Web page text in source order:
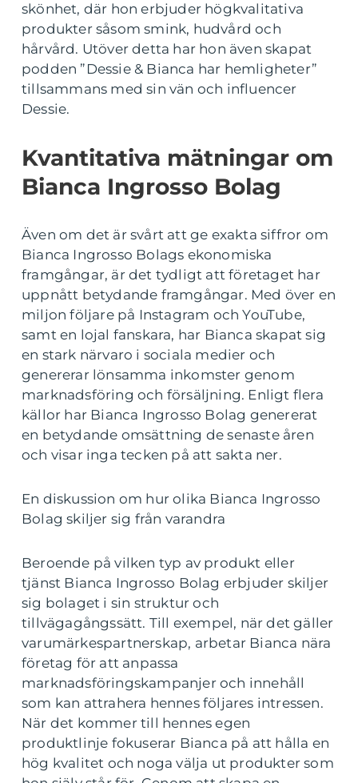
skönhet, där hon erbjuder högkvalitativa
produkter såsom smink, hudvård och
hårvård. Utöver detta har hon även skapat
podden ”Dessie & Bianca har hemligheter”
tillsammans med sin vän och influencer
Dessie.
Kvantitativa mätningar om
Bianca Ingrosso Bolag
Även om det är svårt att ge exakta siffror om
Bianca Ingrosso Bolags ekonomiska
framgångar, är det tydligt att företaget har
uppnått betydande framgångar. Med över en
miljon följare på Instagram och YouTube,
samt en lojal fanskara, har Bianca skapat sig
en stark närvaro i sociala medier och
genererar lönsamma inkomster genom
marknadsföring och försäljning. Enligt flera
källor har Bianca Ingrosso Bolag genererat
en betydande omsättning de senaste åren
och visar inga tecken på att sakta ner.
En diskussion om hur olika Bianca Ingrosso
Bolag skiljer sig från varandra
Beroende på vilken typ av produkt eller
tjänst Bianca Ingrosso Bolag erbjuder skiljer
sig bolaget i sin struktur och
tillvägagångssätt. Till exempel, när det gäller
varumärkespartnerskap, arbetar Bianca nära
företag för att anpassa
marknadsföringskampanjer och innehåll
som kan attrahera hennes följares intressen.
När det kommer till hennes egen
produktlinje fokuserar Bianca på att hålla en
hög kvalitet och noga välja ut produkter som